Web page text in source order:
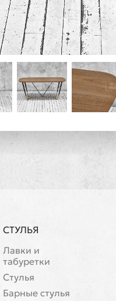
СТУЛЬЯ
Лавки и
табуретки
Стулья
Барные стулья